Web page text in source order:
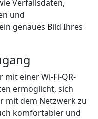
Verfallsdaten,
und
genaues Bild Ihres
mit einer Wi-Fi-QR-
ermöglicht, sich
mit dem Netzwerk zu
komfortabler und